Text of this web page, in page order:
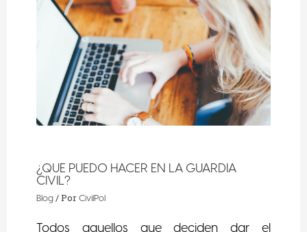
¿QUE PUEDO HACER EN LA GUARDIA
CIVIL?
Blog/ Por CivilPol
Todos aquellos que deciden dar el